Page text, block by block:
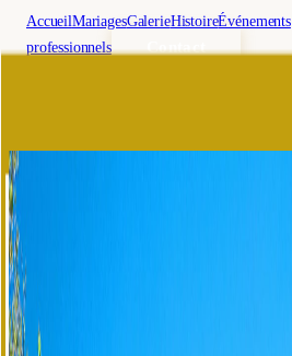
AccueilMariagesGalerieHistoireÉvénements
professionnels
Contact